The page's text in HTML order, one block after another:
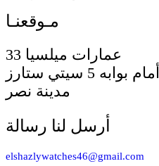
أمام بوابه 5 سيتي ستارز
مدينة نصر
أرسل لنا رسالة
elshazlywatches46@gmail.com